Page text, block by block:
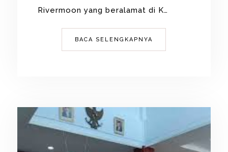
Rivermoon yang beralamat di K…
BACA SELENGKAPNYA